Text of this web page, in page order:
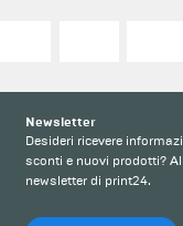
Newsletter
Desideri ricevere
sconti e nuovi prodotti?
newsletter di print24.